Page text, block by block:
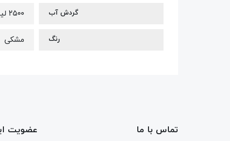
گردش آب ۲۵۰۰ لیتر در ساعت
رنگ مشکی
تماس با ما عضویت